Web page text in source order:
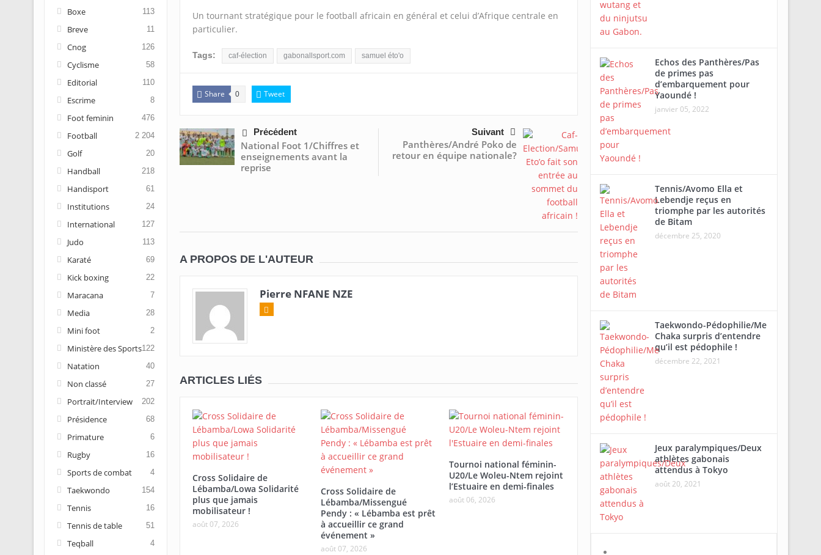
Un tournant stratégique pour le football africain en général et celui d’Afrique centrale en
particulier.
Tags: caf-élection gabonallsport.com samuel éto'o
Share 0 Tweet
Précédent
National Foot 1/Chiffres et
enseignements avant la
reprise
Suivant
Panthères/André Poko de
retour en équipe nationale?
A PROPOS DE L'AUTEUR
Pierre NFANE NZE
ARTICLES LIÉS
Cross Solidaire de
Lébamba/Lowa Solidarité
plus que jamais
mobilisateur !
août 07, 2026
Cross Solidaire de
Lébamba/Missengué
Pendy : « Lébamba est prêt
à accueillir ce grand
événement »
août 07, 2026
Tournoi national féminin-
U20/Le Woleu-Ntem rejoint
l’Estuaire en demi-finales
août 06, 2026
Boxe 113
Breve 11
Cnog 126
Cyclisme 58
Editorial 110
Escrime 8
Foot feminin 476
Football 2 204
Golf 20
Handball 218
Handisport 61
Institutions 24
International 127
Judo 113
Karaté 69
Kick boxing 22
Maracana 7
Media 28
Mini foot 2
Ministère des Sports122
Natation 40
Non classé 27
Portrait/Interview 202
Présidence 68
Primature 6
Rugby 16
Sports de combat 4
Taekwondo 154
Tennis 16
Tennis de table 51
Teqball 4
Echos des Panthères/Pas
de primes pas
d’embarquement pour
Yaoundé !
janvier 05, 2022
Tennis/Avomo Ella et
Lebendje reçus en
triomphe par les autorités
de Bitam
décembre 25, 2020
Taekwondo-Pédophilie/Me
Chaka surpris d’entendre
qu’il est pédophile !
décembre 22, 2021
Jeux paralympiques/Deux
athlètes gabonais
attendus à Tokyo
août 20, 2021